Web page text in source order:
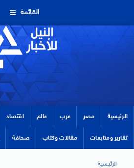
القائمة
الرئيسية مصر عرب عالم اقتصاد
تقارير ومتابعات مقالات وكتاب صحافة
الرئيسية